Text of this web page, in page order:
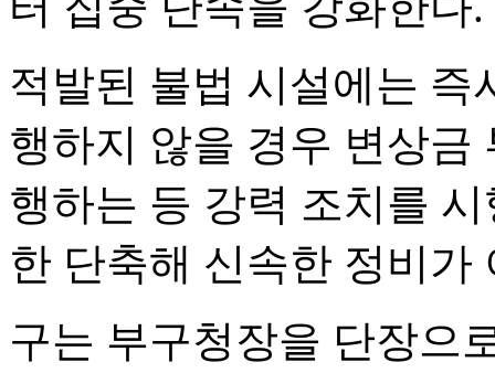
적발된 불법 시설에는 즉
행하지 않을 경우 변상금
행하는 등 강력 조치를
한 단축해 신속한 정비가
구는 부구청장을 단장으